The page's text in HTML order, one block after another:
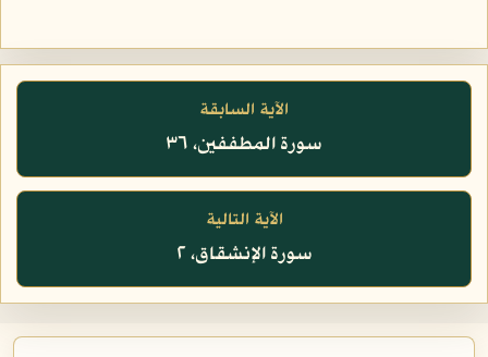
الآية السابقة
سورة المطففين، ٣٦
الآية التالية
سورة الإنشقاق، ٢